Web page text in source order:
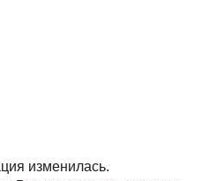
изменилась.